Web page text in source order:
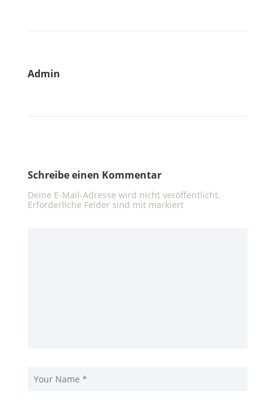
Admin
Schreibe einen Kommentar
Deine E-Mail-Adresse wird nicht veröffentlicht.
Erforderliche Felder sind mit markiert